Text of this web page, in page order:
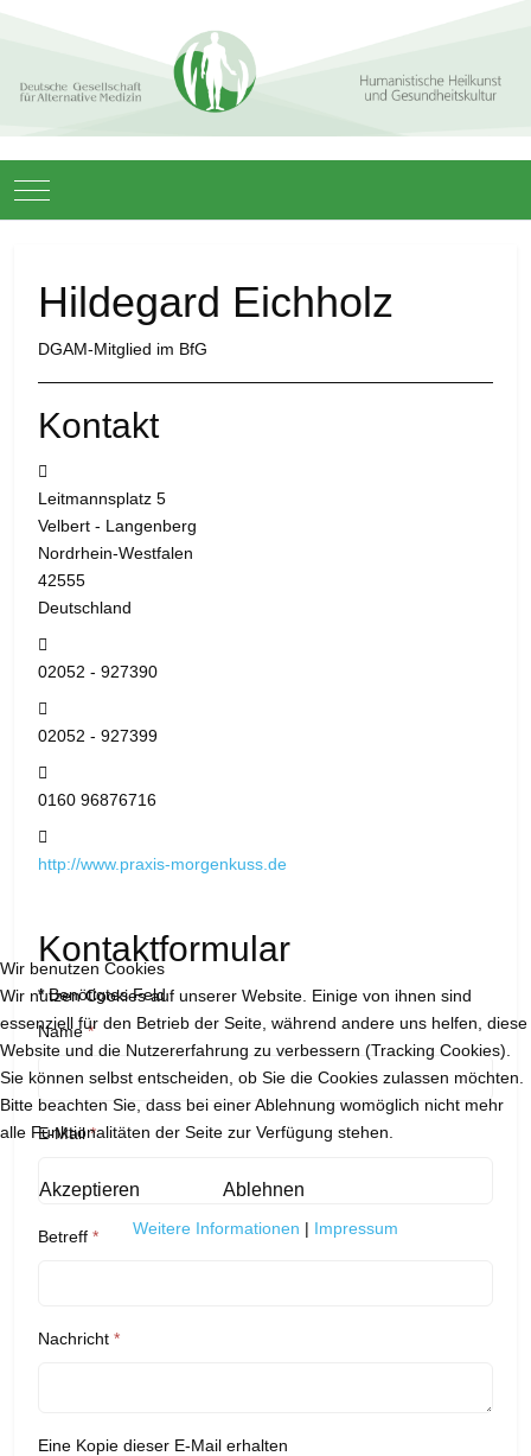
Mobile Menu Toggle
Hildegard Eichholz
DGAM-Mitglied im BfG
Kontakt
Leitmannsplatz 5
Velbert - Langenberg
Nordrhein-Westfalen
42555
Deutschland
02052 - 927390
02052 - 927399
0160 96876716
http://www.praxis-morgenkuss.de
Kontaktformular
*Benötigtes Feld
Name*
E-Mail*
Betreff *
Nachricht *
Eine Kopie dieser E-Mail erhalten
Wir benutzen Cookies
Wir nutzen Cookies auf unserer Website. Einige von ihnen sind
essenziell für den Betrieb der Seite, während andere uns helfen, diese
Website und die Nutzererfahrung zu verbessern (Tracking Cookies).
Sie können selbst entscheiden, ob Sie die Cookies zulassen möchten.
Bitte beachten Sie, dass bei einer Ablehnung womöglich nicht mehr
alle Funktionalitäten der Seite zur Verfügung stehen.
Akzeptieren Ablehnen
Weitere Informationen | Impressum